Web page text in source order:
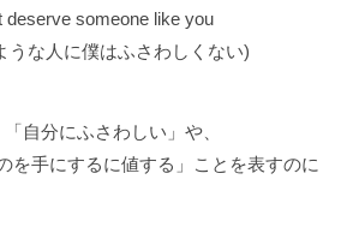
deserve someone like you
うな人に僕はふさわしくない)
自分にふさわしい」や、
を手にするに値する」ことを表すのに